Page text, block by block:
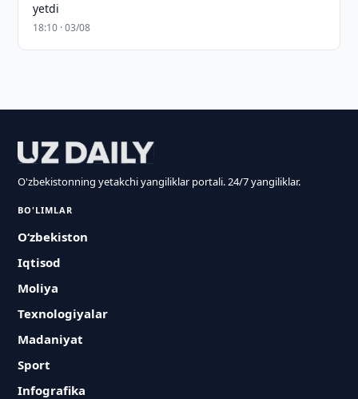
yetdi
18:10 · 03/08
O'zbekistonning yetakchi yangiliklar portali. 24/7 yangiliklar.
BO'LIMLAR
O‘zbekiston
Iqtisod
Moliya
Texnologiyalar
Madaniyat
Sport
Infografika